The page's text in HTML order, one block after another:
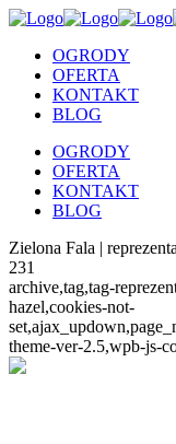
OGRODY
OFERTA
KONTAKT
BLOG
OGRODY
OFERTA
KONTAKT
BLOG
Zielona Fala |
231
archive,tag,tag-
hazel,cookies-not-
theme-ver-2.5,wpb-js-